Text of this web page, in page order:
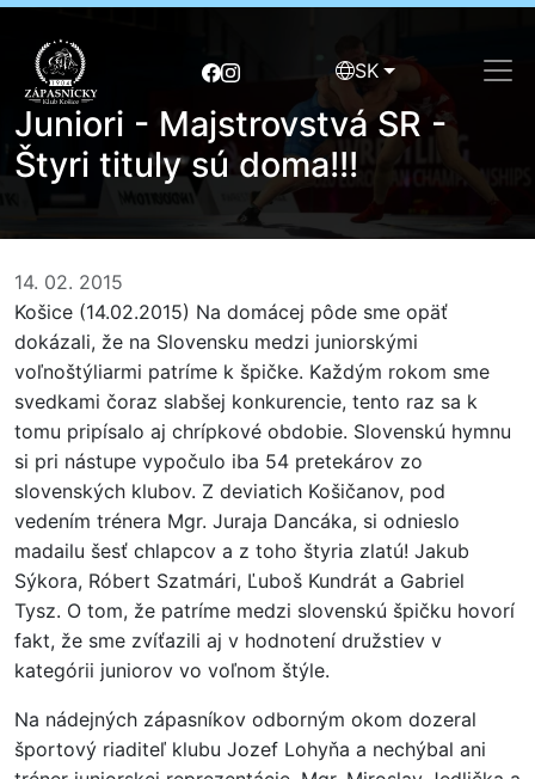
SK
Juniori - Majstrovstvá SR -
Štyri tituly sú doma!!!
14. 02. 2015
Košice (14.02.2015) Na domácej pôde sme opäť
dokázali, že na Slovensku medzi juniorskými
voľnoštýliarmi patríme k špičke. Každým rokom sme
svedkami čoraz slabšej konkurencie, tento raz sa k
tomu pripísalo aj chrípkové obdobie. Slovenskú hymnu
si pri nástupe vypočulo iba 54 pretekárov zo
slovenských klubov. Z deviatich Košičanov, pod
vedením trénera Mgr. Juraja Dancáka, si odnieslo
madailu šesť chlapcov a z toho štyria zlatú! Jakub
Sýkora, Róbert Szatmári, Ľuboš Kundrát a Gabriel
Tysz. O tom, že patríme medzi slovenskú špičku hovorí
fakt, že sme zvíťazili aj v hodnotení družstiev v
kategórii juniorov vo voľnom štýle.
Na nádejných zápasníkov odborným okom dozeral
športový riaditeľ klubu Jozef Lohyňa a nechýbal ani